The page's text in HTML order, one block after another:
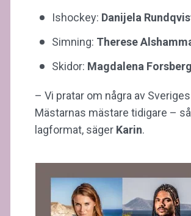
Ishockey: Danijela
Simning: Therese
Skidor: Magdalena
– Vi pratar om några av
Mästarnas mästare tidigare –
lagformat, säger Karin.